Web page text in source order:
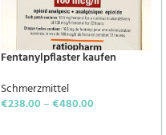
Fentanylpflaster kaufen
Schmerzmittel
€238.00–€480.00